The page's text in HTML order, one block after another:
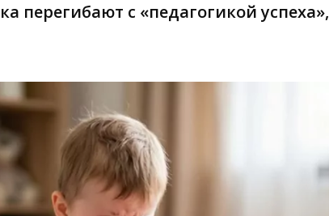
перегибают с «педагогикой успеха»,